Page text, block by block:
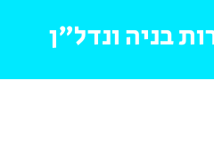
בניה ונדל"ן